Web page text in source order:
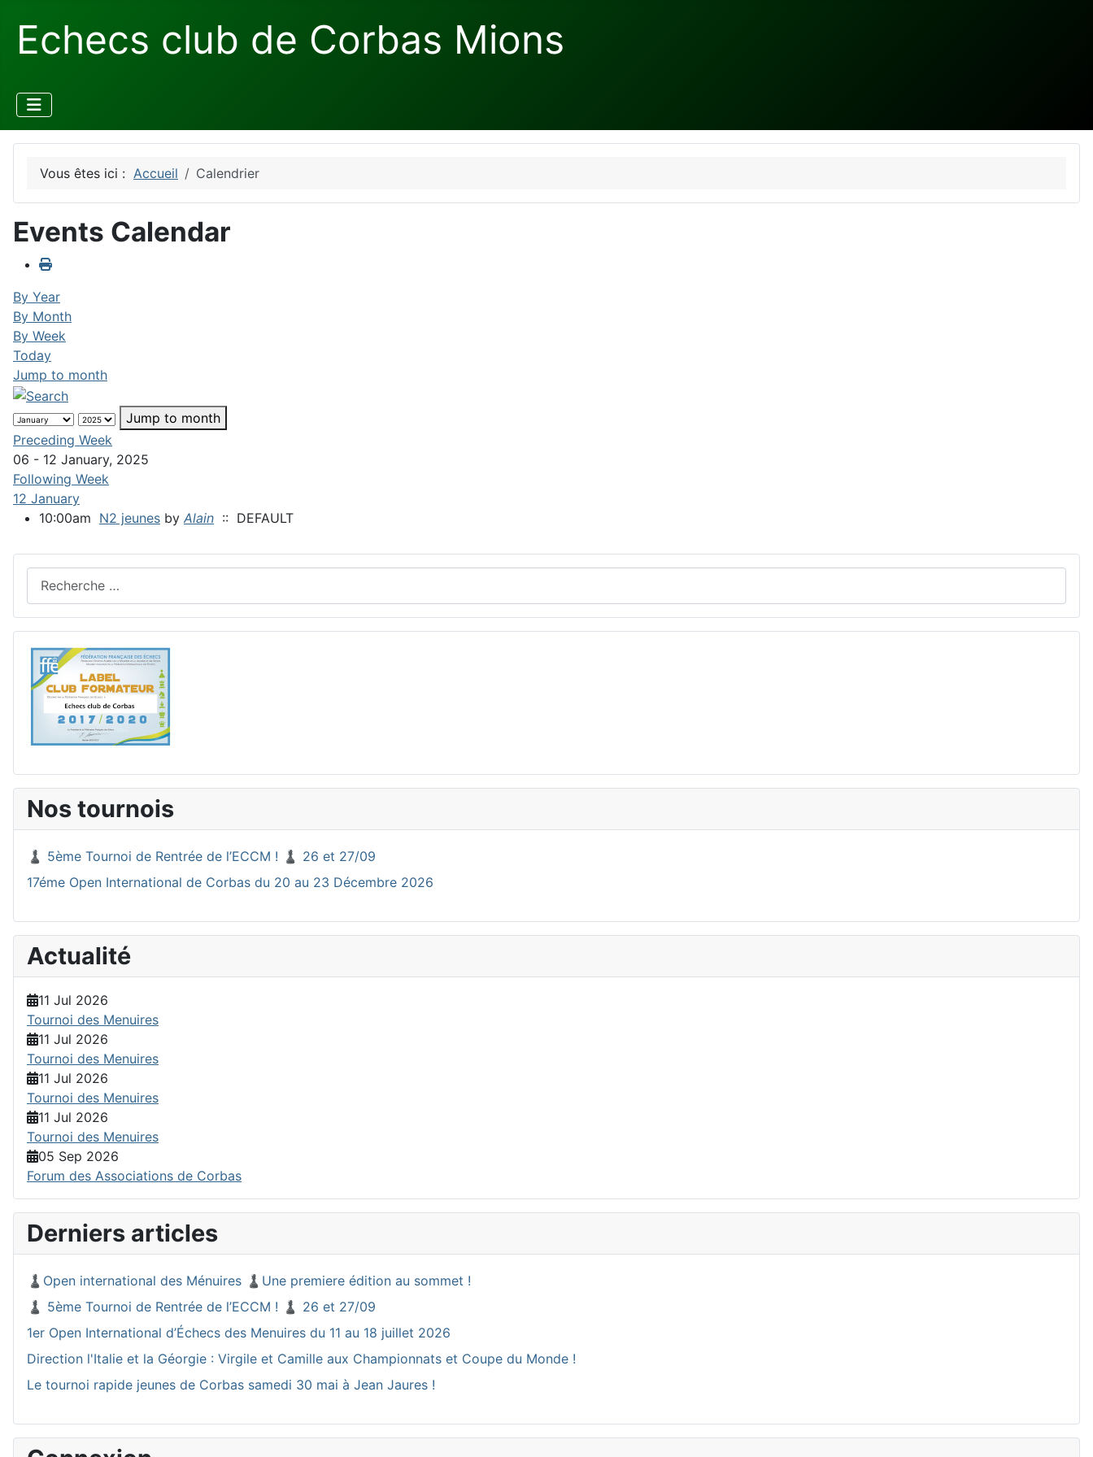
Echecs club de Corbas Mions
Vous êtes ici : Accueil Calendrier
Events Calendar
By Year
By Month
By Week
Today
Jump to month
Jump to month
Preceding Week
06 - 12 January, 2025
Following Week
12 January
10:00am N2 jeunes by Alain :: DEFAULT
Nos tournois
♟️ 5ème Tournoi de Rentrée de l’ECCM ! ♟️ 26 et 27/09
17éme Open International de Corbas du 20 au 23 Décembre 2026
Actualité
11 Jul 2026
Tournoi des Menuires
11 Jul 2026
Tournoi des Menuires
11 Jul 2026
Tournoi des Menuires
11 Jul 2026
Tournoi des Menuires
05 Sep 2026
Forum des Associations de Corbas
Derniers articles
♟️Open international des Ménuires ♟️Une premiere édition au sommet !
♟️ 5ème Tournoi de Rentrée de l’ECCM ! ♟️ 26 et 27/09
1er Open International d’Échecs des Menuires du 11 au 18 juillet 2026
Direction l'Italie et la Géorgie : Virgile et Camille aux Championnats et Coupe du Monde !
Le tournoi rapide jeunes de Corbas samedi 30 mai à Jean Jaures !